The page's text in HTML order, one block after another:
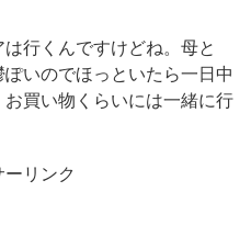
行くんですけどね。母と
いのでほっといたら一日中
買い物くらいには一緒に行
ーリンク